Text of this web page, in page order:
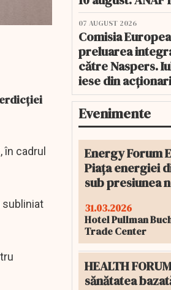
cadrul
subliniat
07 AUGUST 2026
Comisia
preluarea
către Naspers.
iese din
Evenimente
Energy Forum
Piața energiei
sub presiunea
31.03.2026
Hotel Pullman
Trade Center
HEALTH
sănătatea